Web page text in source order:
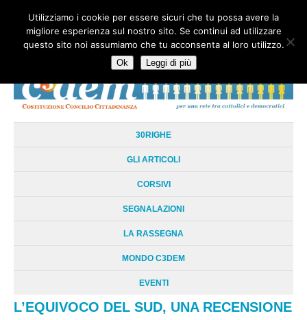
HOME CHI SIAMO LA RETE LE RADICI DOCUMENTAZIONE
AREE TEMATICHE
30RIGHE
GLI ARTICOLI
CORSIVI
SEGNALAZIONI
LA RASSEGNA
MONDO C3DEM
EVENTI
L’EQUIVOCO DEL SUD, UNA RECENSIONE
Utilizziamo i cookie per essere sicuri che tu possa avere la
migliore esperienza sul nostro sito. Se continui ad utilizzare
questo sito noi assumiamo che tu acconsenta al loro utilizzo.
Ok Leggi di più